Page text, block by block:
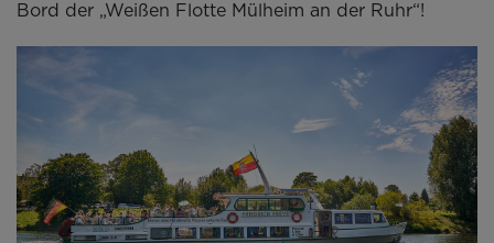
Bord der „Weißen Flotte Mülheim an der Ruhr“!